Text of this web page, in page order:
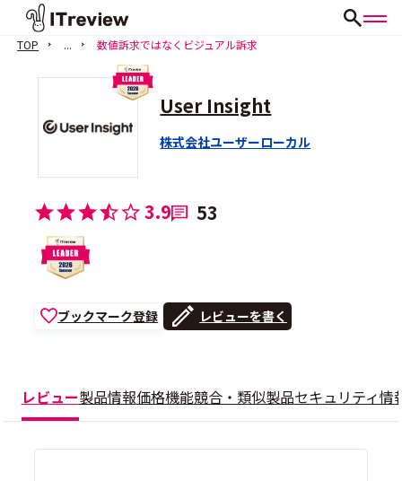
TOP ... 数値訴求ではなくビジュアル訴求
User Insight
株式会社ユーザーローカル
3.9 53
ブックマーク登録 レビューを書く
レビュー製品情報価格機能競合・類似製品セキュリティ情